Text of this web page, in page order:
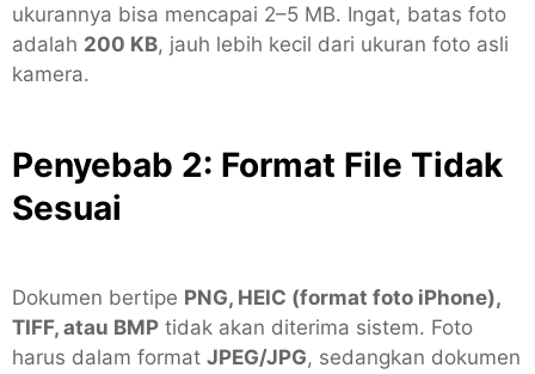
ukurannya bisa mencapai 2–5 MB. Ingat, batas foto
adalah 200 KB, jauh lebih kecil dari ukuran foto asli
kamera.
Penyebab 2: Format File Tidak
Sesuai
Dokumen bertipe PNG, HEIC (format foto iPhone),
TIFF, atau BMP tidak akan diterima sistem. Foto
harus dalam format JPEG/JPG, sedangkan dokumen